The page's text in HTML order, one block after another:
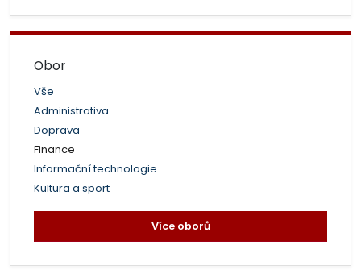
Obor
Vše
Administrativa
Doprava
Finance
Informační technologie
Kultura a sport
Více oborů